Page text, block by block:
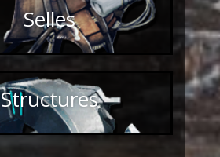
Selles
Structures